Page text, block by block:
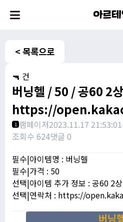
< 목록으로
🔫 건
버닝헬 / 50 / 공60 2
https://
1 램페이저2023.11.17 21:53:01
조회수 624댓글 0
필수|아이템명 : 버닝헬
필수|가격 : 50
선택|아이템 추가 정보 : 공60 2
선택|연락처 : https://